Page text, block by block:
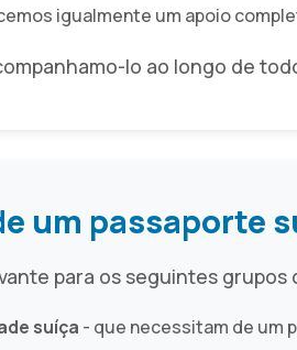
igualmente um apoio
lo ao longo de
um passaporte
para os seguintes grupos
suíça - que necessitam de um